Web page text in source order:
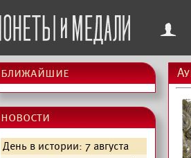
f
ближайшие
новости
День в истории: 7 августа